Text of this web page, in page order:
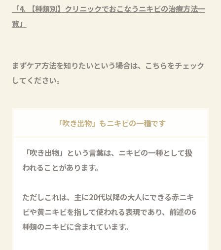
「4. 【種類別】クリニックでおこなうニキビの治療方法一
覧」
まずケア方法を知りたいという場合は、こちらをチェック
してください。
「吹き出物」もニキビの一種です
「吹き出物」という言葉は、ニキビの一種として扱
われることがあります。
ただしこれは、主に20代以降の大人にできる赤ニキ
ビや黄ニキビを指して使われる表現であり、前述の6
種類のニキビに含まれています。